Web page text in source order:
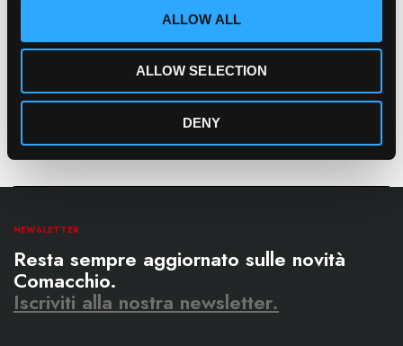
ALLOW ALL
ALLOW SELECTION
DENY
conoscenze in ambito geotecnico e in quello delle loro
applicazioni ingegneristiche e ambientali
Austria Center Vienna -Stand 26
NEWSLETTER
Resta sempre aggiornato sulle novità
Comacchio.
Iscriviti alla nostra newsletter.